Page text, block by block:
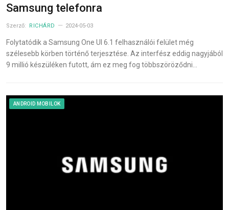
Samsung telefonra
Szerző: RICHÁRD 2024-05-03
Folytatódik a Samsung One UI 6.1 felhasználói felület még
szélesebb körben történő terjesztése. Az interfész eddig nagyjából
9 millió készüléken futott, ám ez meg fog többszöröződni…
ANDROID MOBILOK